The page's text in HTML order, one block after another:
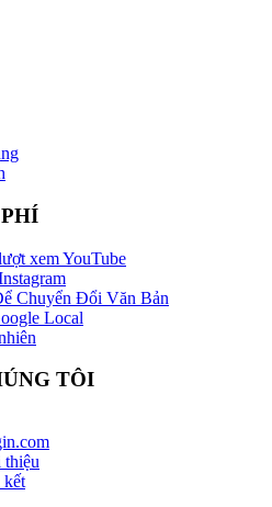
xem YouTube
Chuyển Đổi Văn Bản
Local
TÔI
kết